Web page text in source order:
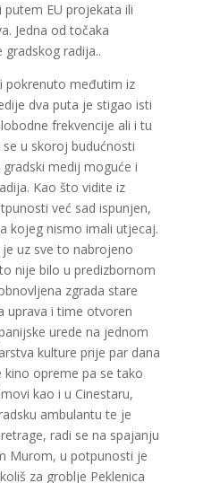
EU projekata ili
Jedna od točaka
radija..
pokrenuto međutim iz
dva puta je stigao isti
frekvencije ali i tu
u skoroj budućnosti
medij moguće i
Kao što vidite iz
već sad ispunjen,
kojeg nismo imali utjecaj.
uz sve to nabrojeno
nije bilo u predizbornom
zgrada stare
uprava i time otvoren
urede na jednom
kulture prije par dana
kino opreme pa se tako
kao i u Cinestaru,
ambulantu te je
radi se na spajanju
Murom, u potpunosti je
za groblje Peklenica